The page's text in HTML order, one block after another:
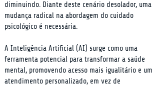
diminuindo. Diante deste cenário desolador, uma
mudança radical na abordagem do cuidado
psicológico é necessária.
A Inteligência Artificial (AI) surge como uma
ferramenta potencial para transformar a saúde
mental, promovendo acesso mais igualitário e um
atendimento personalizado, em vez de